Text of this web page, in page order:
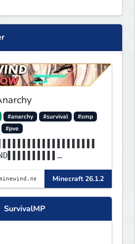
#anarchy #survival
#smp
#pve
Minecraft 26.1.2
SurvivalMP